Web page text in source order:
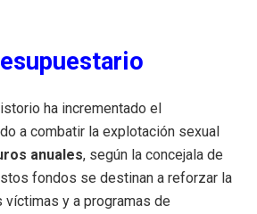
ha incrementado el
a combatir la explotación sexual
anuales, según la concejala de
fondos se destinan a reforzar la
víctimas y a programas de